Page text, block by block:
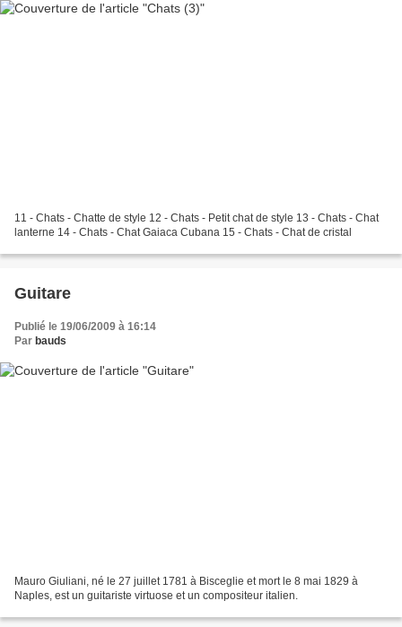
11 - Chats - Chatte de style 12 - Chats - Petit chat de style 13 - Chats - Chat
lanterne 14 - Chats - Chat Gaiaca Cubana 15 - Chats - Chat de cristal
Guitare
Publié le 19/06/2009 à 16:14
Par bauds
Mauro Giuliani, né le 27 juillet 1781 à Bisceglie et mort le 8 mai 1829 à
Naples, est un guitariste virtuose et un compositeur italien.